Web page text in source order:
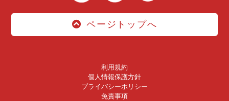
ページトップへ
利用規約
個人情報保護方針
プライバシーポリシー
免責事項